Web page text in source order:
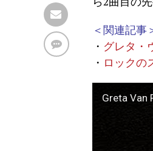
＜関連記事
・ グレタ・
・ ロックの
Greta Van